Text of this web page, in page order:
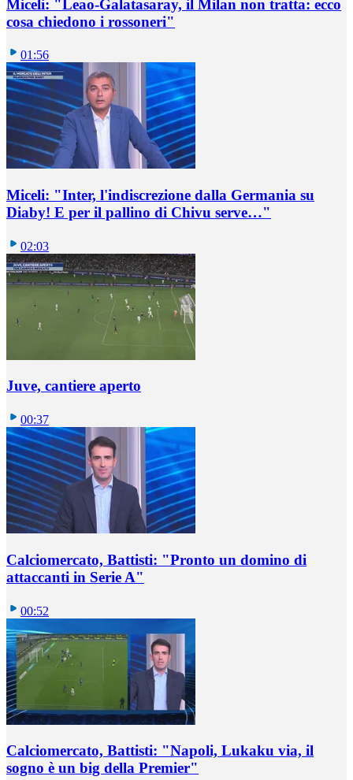
Miceli: "Leao-Galatasaray, il Milan non tratta: ecco
cosa chiedono i rossoneri"
01:56
Miceli: "Inter, l'indiscrezione dalla Germania su
Diaby! E per il pallino di Chivu serve…"
02:03
Juve, cantiere aperto
00:37
Calciomercato, Battisti: "Pronto un domino di
attaccanti in Serie A"
00:52
Calciomercato, Battisti: "Napoli, Lukaku via, il
sogno è un big della Premier"